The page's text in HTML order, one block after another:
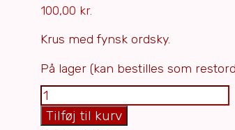
100,00 kr.
Krus med fynsk ordsky.
På lager (kan bestilles som
Krus,
fynsk
(Sprogense)
Tilføj til kurv